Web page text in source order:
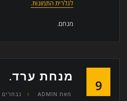
לגלרית התמונות.
מנחם.
9
מנחת ערד.
מאת ADMIN נבחרים